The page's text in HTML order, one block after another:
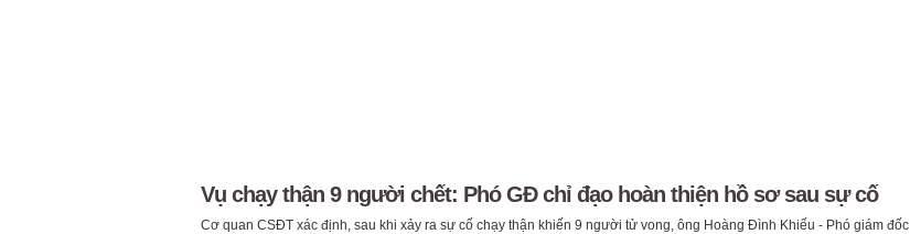
Vụ chạy thận 9 người chết: Phó GĐ chỉ đạo hoàn thiện hồ sơ sau sự cố
Cơ quan CSĐT xác định, sau khi xảy ra sự cố chạy thận khiến 9 người tử vong, ông Hoàng Đình Khiếu - Phó giám đốc